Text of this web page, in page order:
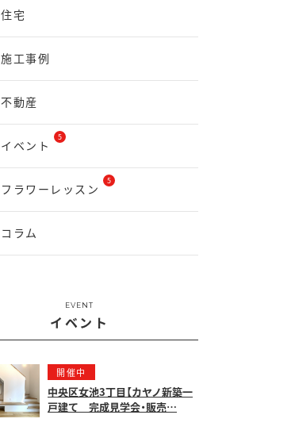
住宅
施工事例
不動産
イベント
5
フラワーレッスン
5
コラム
EVENT
イベント
開催中
中央区女池3丁目【カヤノ新築一
戸建て 完成見学会・販売…